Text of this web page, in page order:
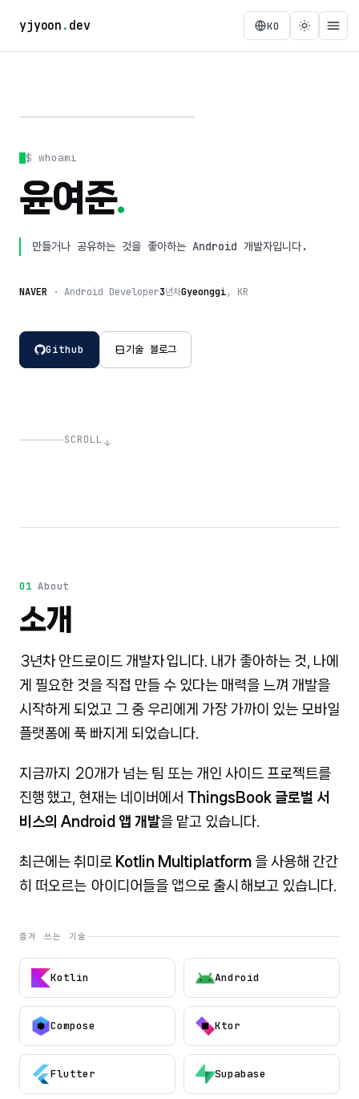
yjyoon . dev KO
$ whoami
윤여준.
만들거나 공유하는 것을 좋아하는 Android 개발자입니다.
NAVER · Android Developer3년차Gyeonggi, KR
Github 기술 블로그
SCROLL
01 About
소개
3년차 안드로이드 개발자입니다. 내가 좋아하는 것, 나에
게 필요한 것을 직접 만들 수 있다는 매력을 느껴 개발을
시작하게 되었고 그 중 우리에게 가장 가까이 있는 모바일
플랫폼에 푹 빠지게 되었습니다.
지금까지
20개가 넘는 팀 또는 개인 사이드 프로젝트를
진행 했고, 현재는 네이버에서 ThingsBook 글로벌 서
비스의 Android 앱 개발을 맡고 있습니다.
최근에는 취미로 Kotlin Multiplatform 을 사용해 간간
히 떠오르는 아이디어들을 앱으로 출시 해보고 있습니다.
즐겨 쓰는 기술
Kotlin Android
Compose Ktor
Flutter Supabase